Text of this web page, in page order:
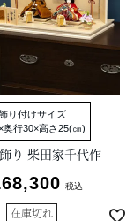
り付けサイズ
奥行30×高さ25(㎝)
り 柴田家千代作
税込
在庫切れ